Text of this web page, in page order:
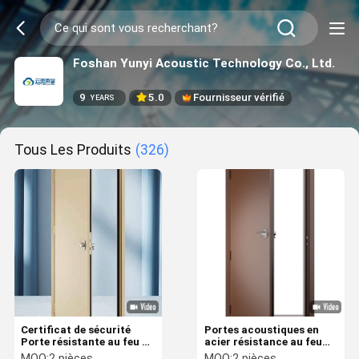
Foshan Yunyi Acoustic Technology Co., Ltd.
9 YEARS 5.0 Fournisseur vérifié
Tous Les Produits (326)
Certificat de sécurité
Porte résistante au feu en
acier Porte insonorisée
Portes acoustiques en
acier résistance au feu
insonorisée scellée 40dB